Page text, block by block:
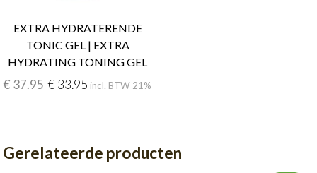
EXTRA HYDRATERENDE
TONIC GEL | EXTRA
HYDRATING TONING GEL
€37.95 € 33.95 incl. BTW 21%
Gerelateerde producten